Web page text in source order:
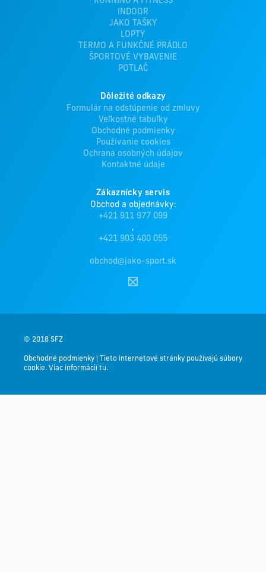
INDOOR
JAKO TAŠKY
LOPTY
TERMO A FUNKČNÉ PRÁDLO
ŠPORTOVÉ VYBAVENIE
POTLAČ
Dôležité odkazy
Formulár na odstúpenie od zmluvy
Veľkostné tabuľky
Obchodné podmienky
Používanie cookies
Ochrana osobných údajov
Kontaktné údaje
Zákaznícky servis
Obchod a objednávky:
+421 911 977 099
,
+421 903 400 055
obchod@jako-sport.sk
© 2018 SFZ
Obchodné podmienky
Tieto internetové stránky používajú súbory
cookie. Viac informácií tu.